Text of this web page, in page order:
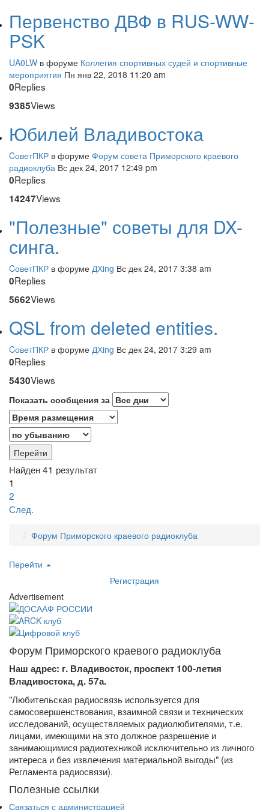
Первенство ДВФ в RUS-WW-
PSK
UA0LW в форуме Коллегия спортивных судей и спортивные
мероприятия Пн янв 22, 2018 11:20 am
0Replies
9385Views
Юбилей Владивостока
CоветПКР в форуме Форум совета Приморского краевого
радиоклуба Вс дек 24, 2017 12:49 pm
0Replies
14247Views
"Полезные" советы для DX-
синга.
CоветПКР в форуме ДХing Вс дек 24, 2017 3:38 am
0Replies
5662Views
QSL from deleted entities.
CоветПКР в форуме ДХing Вс дек 24, 2017 3:29 am
0Replies
5430Views
Показать сообщения за
Найден 41 результат
1
2
След.
Форум Приморского краевого радиоклуба
Перейти
Регистрация
Advertisement
Форум Приморского краевого радиоклуба
Наш адрес: г. Владивосток, проспект 100-летия
Владивостока, д. 57а.
"Любительская радиосвязь используется для
самосовершенствования, взаимной связи и технических
исследований, осуществляемых радиолюбителями, т.е.
лицами, имеющими на это должное разрешение и
занимающимися радиотехникой исключительно из личного
интереса и без извлечения материальной выгоды" (из
Регламента радиосвязи).
Полезные ссылки
Связаться с администрацией